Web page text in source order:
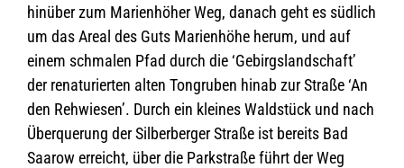
hin­über zum Mari­en­hö­her Weg, danach geht es süd­lich
um das Areal des Guts Mari­en­höhe herum, und auf
einem schma­len Pfad durch die ‘Gebirgs­land­schaft’
der rena­tu­rier­ten alten Ton­gru­ben hinab zur Straße ‘An
den Reh­wie­sen’. Durch ein klei­nes Wald­stück und nach
Über­que­rung der Sil­ber­ber­ger Straße ist bereits Bad
Saa­row erreicht, über die Park­straße führt der Weg